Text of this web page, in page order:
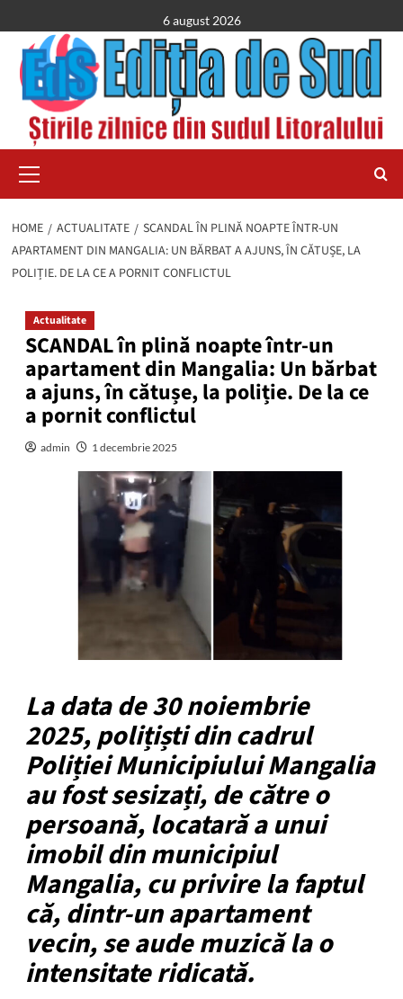
to
content
6 august 2026
Menu
HOME ACTUALITATE
SCANDAL ÎN PLINĂ NOAPTE ÎNTR-UN
APARTAMENT DIN MANGALIA: UN BĂRBAT A AJUNS, ÎN CĂTUȘE, LA
POLIȚIE. DE LA CE A PORNIT CONFLICTUL
Actualitate
SCANDAL în plină noapte într-un
apartament din Mangalia: Un bărbat
a ajuns, în cătușe, la poliție. De la ce
a pornit conflictul
admin 1 decembrie 2025
La data de 30 noiembrie
2025, polițiști din cadrul
Poliției Municipiului Mangalia
au fost sesizați, de către o
persoană, locatară a unui
imobil din municipiul
Mangalia, cu privire la faptul
că, dintr-un apartament
vecin, se aude muzică la o
intensitate ridicată.